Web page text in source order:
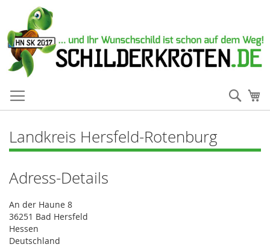
Landkreis Hersfeld-Rotenburg
Adress-Details
An der Haune 8
36251 Bad Hersfeld
Hessen
Deutschland